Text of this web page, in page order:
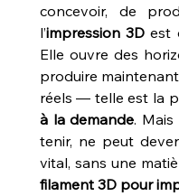
concevoir, de
l’impression 3D est
Elle ouvre des
produire
réels — telle est la
à la demande.
tenir, ne peut
vital, sans une
filament 3D pour